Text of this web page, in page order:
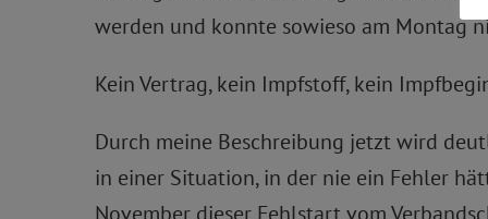
werden und konnte sowieso am Montag
Kein Vertrag, kein Impfstoff, kein
Durch meine Beschreibung jetzt wird
in einer Situation, in der nie ein Fehler